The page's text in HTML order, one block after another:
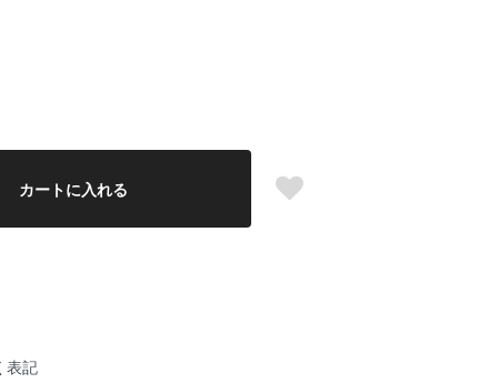
カートに入れる
表記